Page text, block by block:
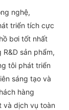
nghệ,
triển tích cực
bơi tốt nhất
sản phẩm,
tôi phát triển
sáng tạo và
hàng
và dịch vụ toàn